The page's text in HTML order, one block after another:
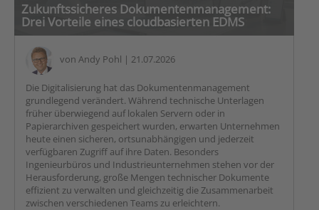
Zukunftssicheres Dokumentenmanagement:
Drei Vorteile eines cloudbasierten EDMS
von Andy Pohl | 21.07.2026
Die Digitalisierung hat das Dokumentenmanagement
grundlegend verändert. Während technische Unterlagen
früher überwiegend auf lokalen Servern oder in
Papierarchiven gespeichert wurden, erwarten Unternehmen
heute einen sicheren, ortsunabhängigen und jederzeit
verfügbaren Zugriff auf ihre Daten. Besonders
Ingenieurbüros und Industrieunternehmen stehen vor der
Herausforderung, große Mengen technischer Dokumente
effizient zu verwalten und gleichzeitig die Zusammenarbeit
zwischen verschiedenen Teams zu erleichtern.